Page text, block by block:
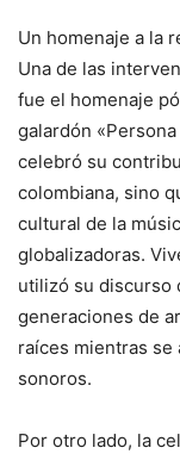
Un homenaje a la
Una de las
fue el homenaje
galardón
celebró su
colombiana, sino
cultural de la
globalizadoras.
utilizó su discurso
generaciones de
raíces mientras se
sonoros.
Por otro lado, la